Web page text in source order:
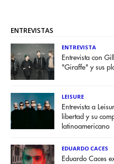
ENTREVISTAS
ENTREVISTA
Entrevista con
"Giraffe" y sus
LEISURE
Entrevista a
libertad y su
latinoamericano
EDUARDO CACES
Eduardo Caces